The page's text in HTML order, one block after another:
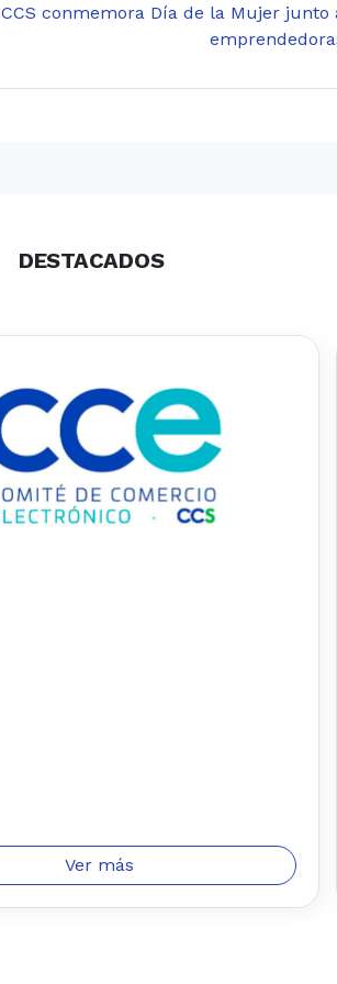
CCS conmemora Día de la Mujer junto
DESTACADOS
Ver más